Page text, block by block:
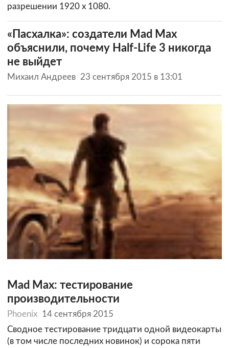
разрешении 1920 х 1080.
«Пасхалка»: создатели Mad Max
объяснили, почему Half-Life 3 никогда
не выйдет
Михаил Андреев 23 сентября 2015 в 13:01
Mad Max: тестирование
производительности
Phoenix 14 сентября 2015
Сводное тестирование тридцати одной видеокарты
(в том числе последних новинок) и сорока пяти